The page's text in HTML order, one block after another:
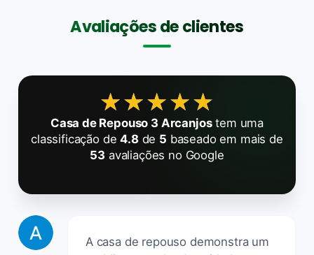
Avaliações de clientes
★★★★★
★★★★★
Casa de Repouso 3 Arcanjostem uma
classificação de4.8de 5 baseado em mais de
53 avaliações no Google
A casa de repouso demonstra um